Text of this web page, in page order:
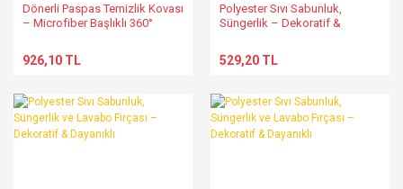
Dönerli Paspas Temizlik Kovası
– Microfiber Başlıklı 360°
926,10 TL
Polyester Sıvı Sabunluk,
Süngerlik – Dekoratif &
529,20 TL